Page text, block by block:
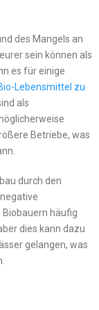
des Mangels an
sein können als
es für einige
Lebensmittel zu
als
Betriebe, was
durch den
häufig
dies kann dazu
gelangen, was